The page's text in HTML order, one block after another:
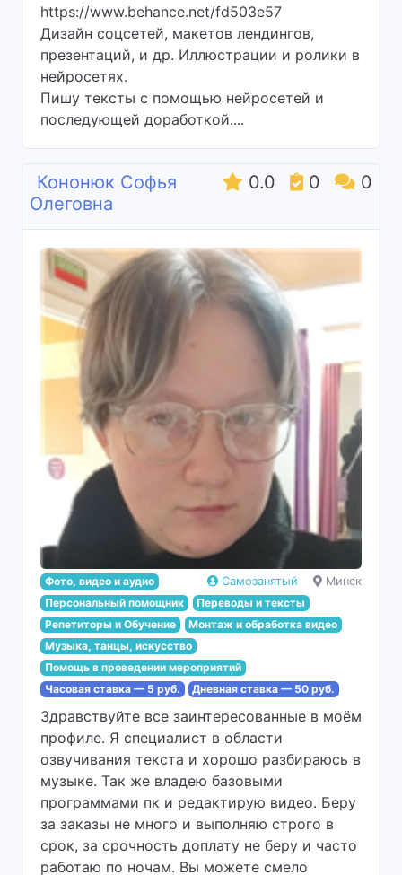
https://www.behance.net/fd503e57
Дизайн соцсетей, макетов лендингов,
презентаций, и др. Иллюстрации и ролики в
нейросетях.
Пишу тексты с помощью нейросетей и
последующей доработкой....
0.0 0 0
Кононюк Софья
Олеговна
Самозанятый Минск
Фото, видео и аудио
Персональный помощник
Переводы и тексты
Репетиторы и Обучение
Монтаж и обработка видео
Музыка, танцы, искусство
Помощь в проведении мероприятий
Часовая ставка — 5 руб.
Дневная ставка — 50 руб.
Здравствуйте все заинтересованные в моём
профиле. Я специалист в области
озвучивания текста и хорошо разбираюсь в
музыке. Так же владею базовыми
программами пк и редактирую видео. Беру
за заказы не много и выполняю строго в
срок, за срочность доплату не беру и часто
работаю по ночам. Вы можете смело